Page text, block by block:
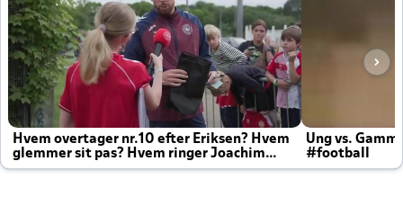
Hvem overtager nr.10 efter Eriksen? Hvem
glemmer sit pas? Hvem ringer Joachim
altid til efter kampe?
Ung vs.
#football